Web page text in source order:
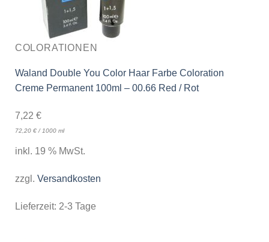
COLORATIONEN
Waland Double You Color Haar Farbe Coloration
Creme Permanent 100ml – 00.66 Red / Rot
7,22 €
72,20 €/1000 ml
inkl. 19 % MwSt.
zzgl. Versandkosten
Lieferzeit: 2-3 Tage